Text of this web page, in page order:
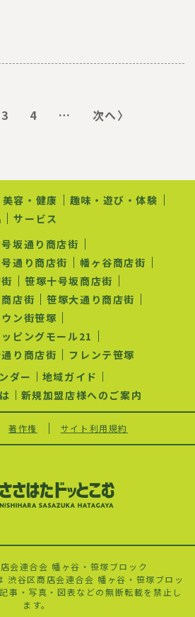
ペ
3 ペ
4 … 次
次へ〉
美容・健康
趣味・遊び・体験
サービス
坂通り商店街
通り商店街
幡ヶ谷商店街
笹塚十号坂商店街
店街
笹塚大通り商店街
ン街笹塚
ピングモール21
り商店街
フレンテ笹塚
ダー
地域ガイド
新規加盟店様へのご案内
著作権 サイト利用規約
会連合会 幡ヶ谷・笹塚ブロック
渋谷区商店会連合会 幡ヶ谷・笹塚ブロッ
事・写真・図表などの無断転載を禁止し
ます。